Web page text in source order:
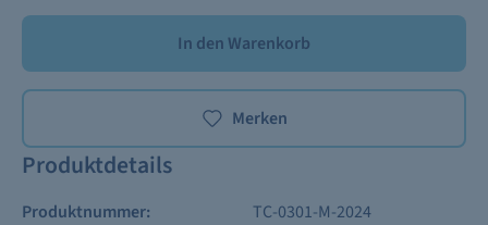
In den Warenkorb
Merken
Produktdetails
Produktnummer:
TC-0301-M-2024